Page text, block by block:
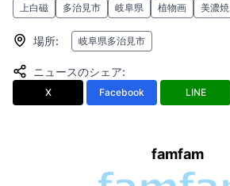
上白磁
多治見市 岐阜県 植物画 美濃焼
場所: 岐阜県多治見市
ニュースのシェア:
X Facebook LINE
famfam